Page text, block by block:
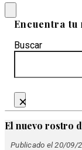
Encuentra tu
Buscar
×
El nuevo rostro
Publicado el 20/09/